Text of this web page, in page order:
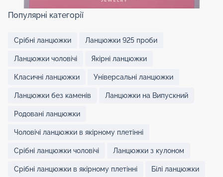
Популярні категорії
Срібні ланцюжки Ланцюжки 925 проби
Ланцюжки чоловічі Якірні ланцюжки
Класичні ланцюжки Універсальні ланцюжки
Ланцюжки без каменів Ланцюжки на Випускний
Родовані ланцюжки
Чоловічі ланцюжки в якірному плетінні
Срібні ланцюжки чоловічі Ланцюжки з кулоном
Срібні ланцюжки в якірному плетінні Білі ланцюжки